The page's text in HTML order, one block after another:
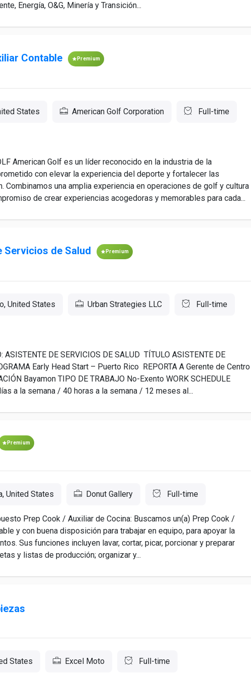
Energía, O&G, Minería y Transición...
Contable Premium
States American Golf Corporation Full-time
American Golf es un líder reconocido en la industria de la
con elevar la experiencia del deporte y fortalecer las
Combinamos una amplia experiencia en operaciones de golf y cultura
de crear experiencias acogedoras y memorables para cada...
Servicios de Salud Premium
United States Urban Strategies LLC Full-time
ASISTENTE DE SERVICIOS DE SALUD TÍTULO ASISTENTE DE
Early Head Start – Puerto Rico REPORTA A Gerente de Centro
Bayamon TIPO DE TRABAJO No-Exento WORK SCHEDULE
a la semana / 40 horas a la semana / 12 meses al...
Premium
United States Donut Gallery Full-time
Prep Cook / Auxiliar de Cocina: Buscamos un(a) Prep Cook /
y con buena disposición para trabajar en equipo, para apoyar la
Sus funciones incluyen lavar, cortar, picar, porcionar y preparar
y listas de producción; organizar y...
States Excel Moto Full-time